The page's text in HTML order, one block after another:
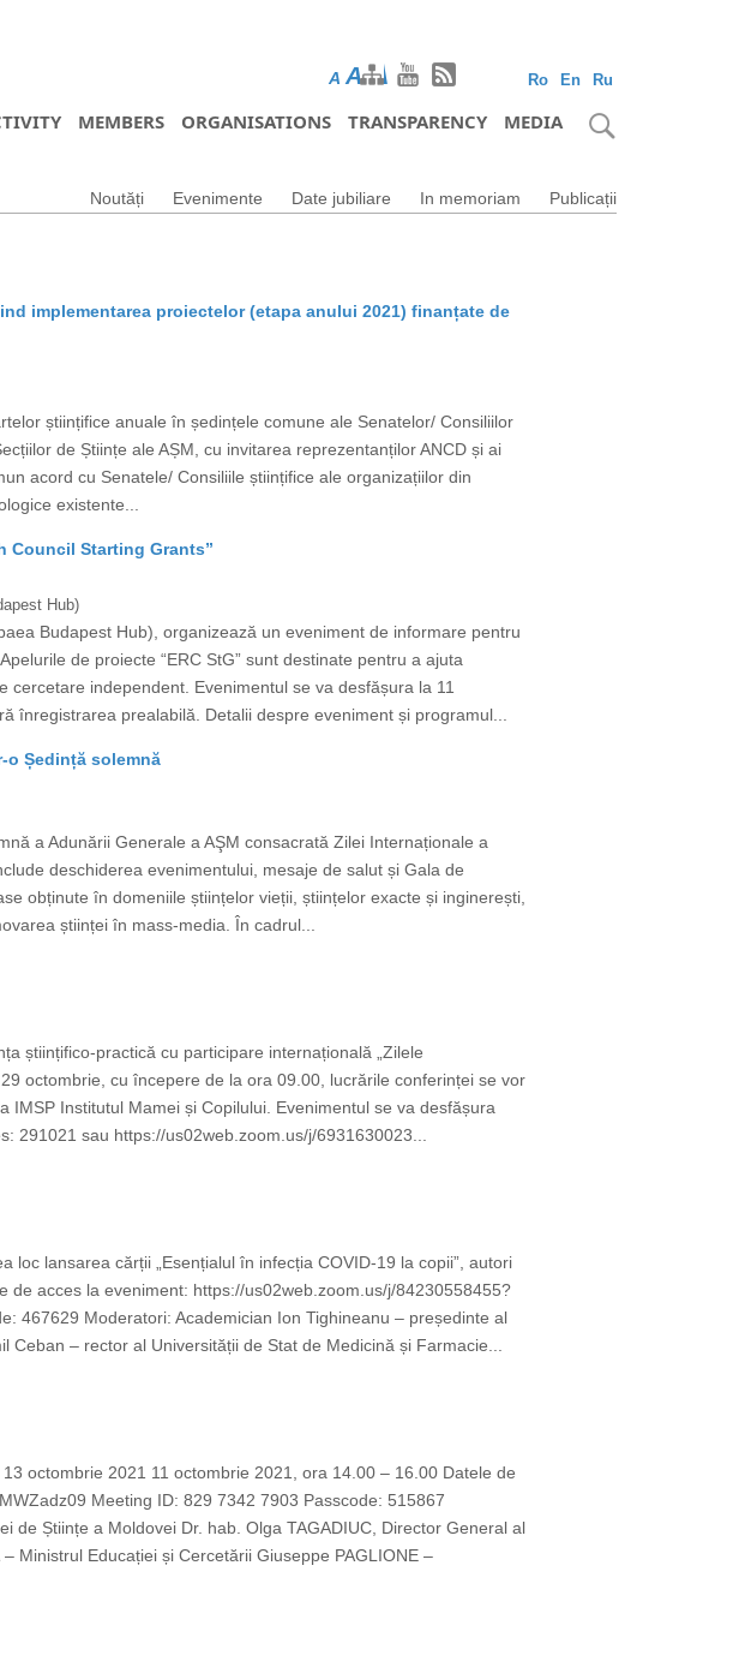
Ro En Ru
A AA
MEMBERS ORGANISATIONS TRANSPARENCY MEDIA
Noutăți Evenimente Date jubiliare In memoriam Publicații
implementarea proiectelor (etapa anului 2021) finanțate de
științifice anuale în ședințele comune ale Senatelor/ Consiliilor
de Științe ale AȘM, cu invitarea reprezentanților ANCD și ai
acord cu Senatele/ Consiliile științifice ale organizațiilor din
existente...
Council Starting Grants”
Hub)
Budapest Hub), organizează un eveniment de informare pentru
de proiecte “ERC StG” sunt destinate pentru a ajuta
independent. Evenimentul se va desfășura la 11
înregistrarea prealabilă. Detalii despre eveniment și programul...
o Ședință solemnă
a Adunării Generale a AŞM consacrată Zilei Internaționale a
deschiderea evenimentului, mesaje de salut și Gala de
obținute în domeniile științelor vieții, științelor exacte și inginerești,
științei în mass-media. În cadrul...
științifico-practică cu participare internațională „Zilele
octombrie, cu începere de la ora 09.00, lucrările conferinței se vor
Institutul Mamei și Copilului. Evenimentul se va desfășura
291021 sau https://us02web.zoom.us/j/6931630023...
lansarea cărții „Esențialul în infecția COVID-19 la copii”, autori
de acces la eveniment: https://us02web.zoom.us/j/84230558455?
467629 Moderatori: Academician Ion Tighineanu – președinte al
– rector al Universității de Stat de Medicină și Farmacie...
octombrie 2021 11 octombrie 2021, ora 14.00 – 16.00 Datele de
Meeting ID: 829 7342 7903 Passcode: 515867
de Științe a Moldovei Dr. hab. Olga TAGADIUC, Director General al
Ministrul Educației și Cercetării Giuseppe PAGLIONE –